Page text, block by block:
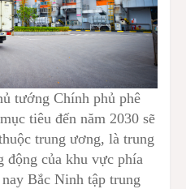
tướng Chính phủ phê
tiêu đến năm 2030 sẽ
trung ương, là trung
động của khu vực phía
Bắc Ninh tập trung